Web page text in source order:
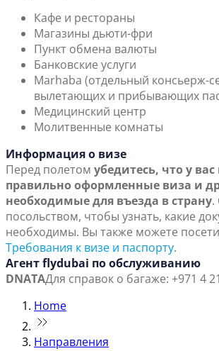
Кафе и рестораны
Магазины дьюти-фри
Пункт обмена валюты
Банковские услуги
Marhaba (отдельный консьерж-
вылетающих и прибывающих
Медицинский центр
Молитвенные комнаты
Информация о визе
Перед полетом убедитесь, что у
правильно оформленные виза и
необходимые для въезда в страну.
посольством, чтобы узнать, какие
необходимы. Вы также можете
Требования к визе и паспорту.
Агент flydubai по обслуживанию
DNATAДля справок о багаже: +971 4
Home
Направления